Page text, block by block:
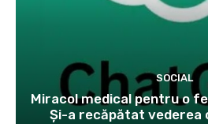
SOCIAL
Miracol medical pentru o
Și-a recăpătat vederea